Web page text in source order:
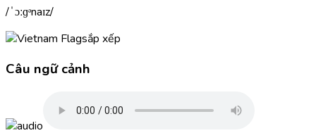
ˈɔːɡᵊnaɪz
sắp xếp
Câu ngữ cảnh